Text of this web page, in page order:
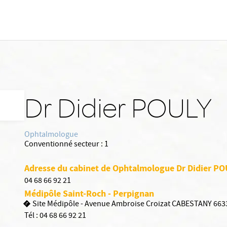
Dr Didier POULY
Ophtalmologue
Conventionné secteur : 1
Adresse du cabinet de Ophtalmologue Dr Didier
04 68 66 92 21
Médipôle Saint-Roch - Perpignan
Site Médipôle - Avenue Ambroise Croizat CABESTANY
Tél :04 68 66 92 21